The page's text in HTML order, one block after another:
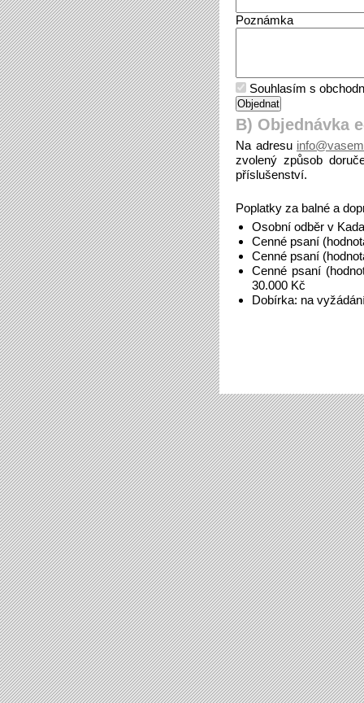
Poznámka
Souhlasím s
B) Objednávka
Na adresu
zvolený způsob
příslušenství.
Poplatky za balné a
Osobní odběr v
Cenné psaní
Cenné psaní
Cenné psaní
30.000 Kč
Dobírka: na